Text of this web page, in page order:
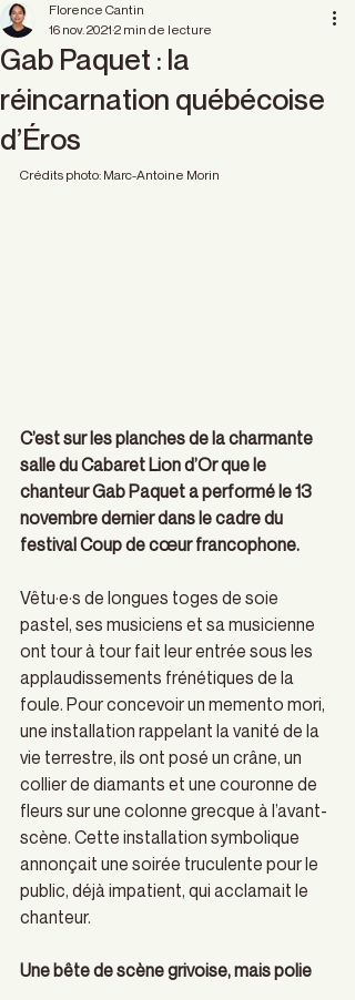
Gab Paquet : la
réincarnation québécoise
d’Éros
Florence Cantin
16 nov. 2021 2 min de lecture
Crédits photo: Marc-Antoine Morin
C’est sur les planches de la charmante
salle du Cabaret Lion d’Or que le
chanteur Gab Paquet a performé le 13
novembre dernier dans le cadre du
festival Coup de cœur francophone.
Vêtu·e·s de longues toges de soie
pastel, ses musiciens et sa musicienne
ont tour à tour fait leur entrée sous les
applaudissements frénétiques de la
foule. Pour concevoir un memento mori,
une installation rappelant la vanité de la
vie terrestre, ils ont posé un crâne, un
collier de diamants et une couronne de
fleurs sur une colonne grecque à l’avant-
scène. Cette installation symbolique
annonçait une soirée truculente pour le
public, déjà impatient, qui acclamait le
chanteur.
Une bête de scène grivoise, mais polie